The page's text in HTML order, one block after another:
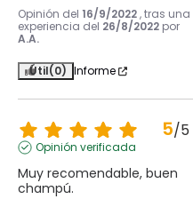
Opinión del 16/9/2022 , tras una
experiencia del 26/8/2022 por
A.A.
Útil(0) Informe
5/5
Opinión verificada
Muy recomendable, buen
champú.